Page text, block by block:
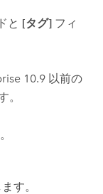
と [タグ]フィ
10.9以前の
。
す。